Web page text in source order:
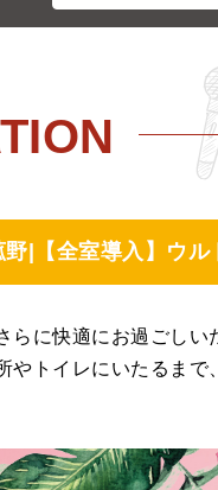
|【全室導入】ウ
らに快適にお過ごしい
やトイレにいたるま